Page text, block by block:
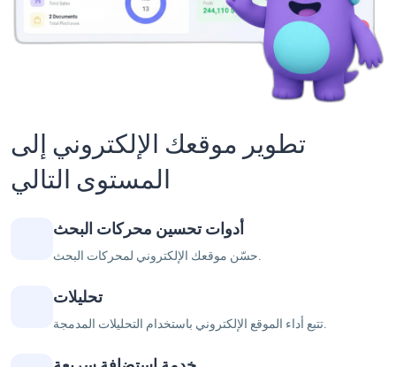
تطوير موقعك الإلكتروني إلى
المستوى التالي
أدوات تحسين محركات البحث
حسّن موقعك الإلكتروني لمحركات البحث.
تحليلات
تتبع أداء الموقع الإلكتروني باستخدام التحليلات المدمجة.